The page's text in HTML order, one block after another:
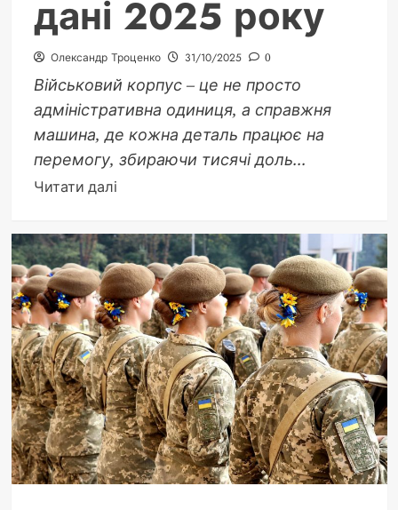
дані 2025 року
Олександр Троценко 31/10/2025 0
Військовий корпус – це не просто
адміністративна одиниця, а справжня
машина, де кожна деталь працює на
перемогу, збираючи тисячі доль...
Читати даліДокладніше
Скільки
людей
в
корпусі:
статистика
та
дані
2025
року